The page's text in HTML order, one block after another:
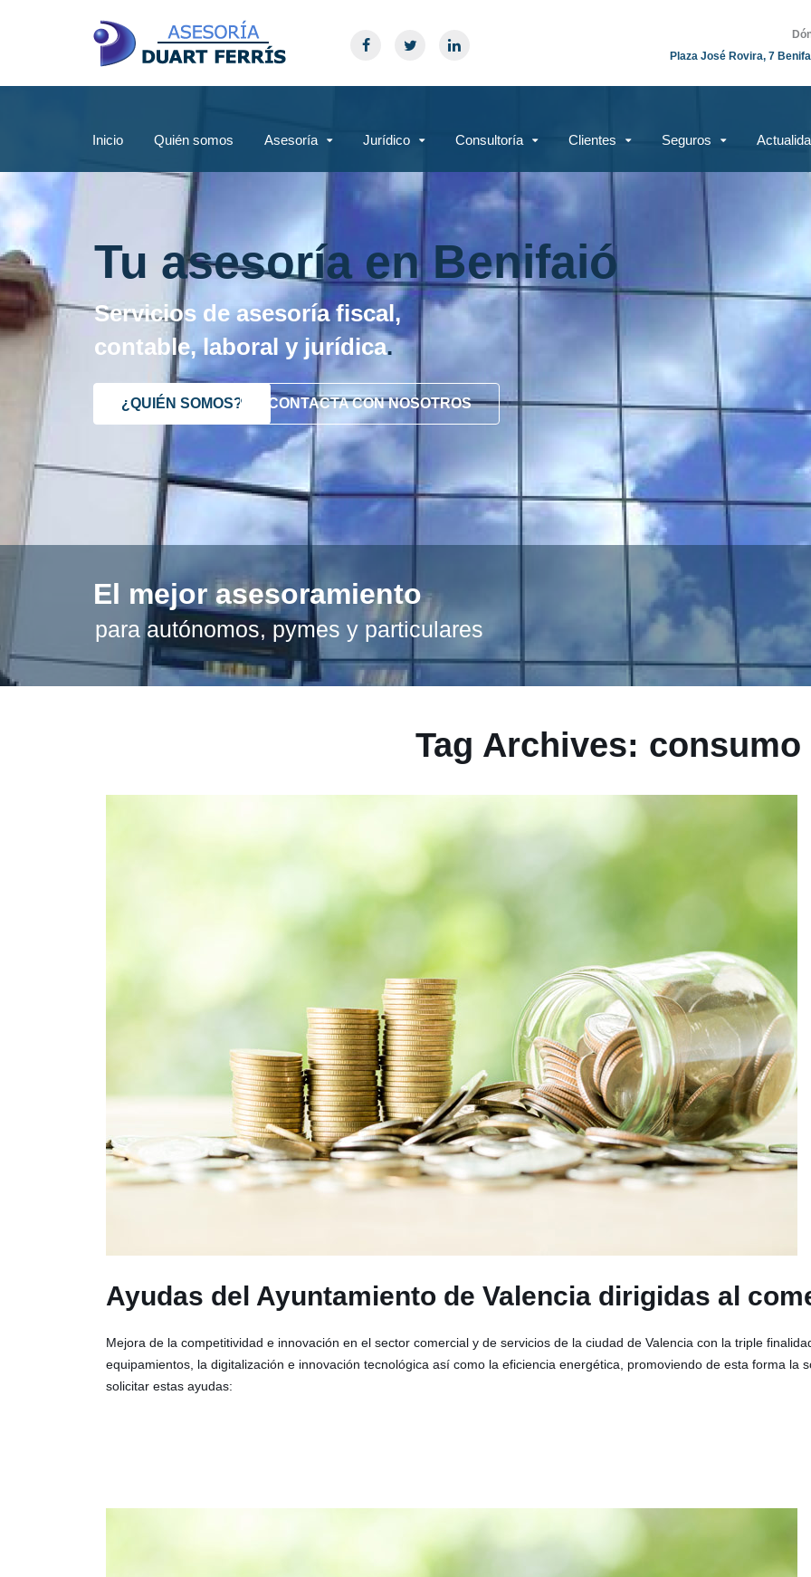
Plaza José Rovira, 7
Inicio Quién somos Asesoría Jurídico Consultoría Clientes Seguros
Tu asesoría en Benifaió
Servicios de asesoría fiscal,
contable, laboral y jurídica.
¿QUIÉN SOMOS? CONTACTA CON NOSOTROS
El mejor asesoramiento
para autónomos, pymes y particulares
Tag Archives: consumo
Ayudas del Ayuntamiento de Valencia dirigidas al
Mejora de la competitividad e innovación en el sector comercial y de servicios de la ciudad de Valencia con la triple
equipamientos, la digitalización e innovación tecnológica así como la eficiencia energética, promoviendo de esta forma la
solicitar estas ayudas: